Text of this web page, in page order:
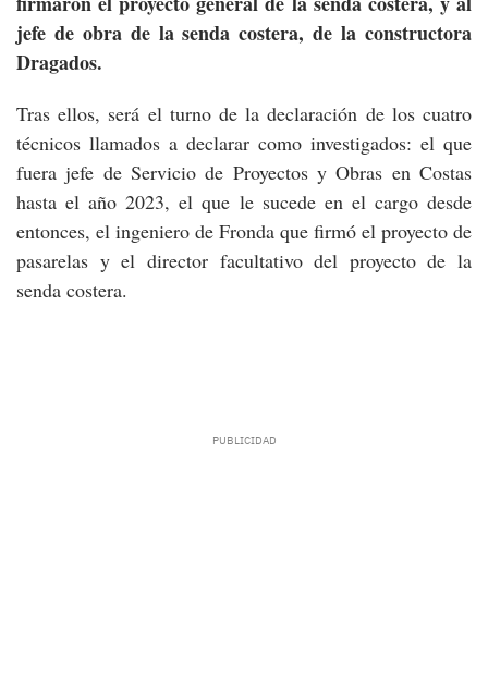
jefe de obra de la senda costera, de la constructora
Dragados.
Tras ellos, será el turno de la declaración de los cuatro
técnicos llamados a declarar como investigados: el que
fuera jefe de Servicio de Proyectos y Obras en Costas
hasta el año 2023, el que le sucede en el cargo desde
entonces, el ingeniero de Fronda que firmó el proyecto de
pasarelas y el director facultativo del proyecto de la
senda costera.